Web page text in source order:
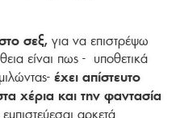
σεξ, για να επιστρέψω
είναι πως - υποθετικά
έχει απίστευτο
χέρια και την φαντασία
αρκετά